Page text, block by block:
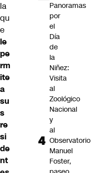
la
qu
e
le
pe
rm
ite
a
su
s
re
si
de
nt
Panoramas
por
el
Día
de
la
Niñez:
Visita
al
Zoológico
Nacional
y
al
Observatorio
Manuel
Foster,